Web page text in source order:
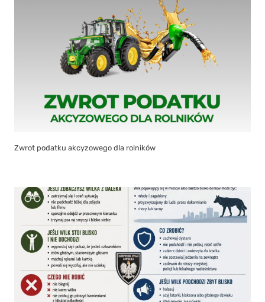
Zwrot podatku akcyzowego dla rolników